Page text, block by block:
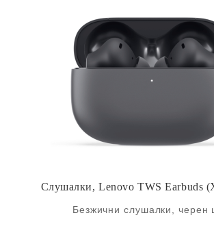
Слушалки, Lenovo TWS Earbuds
Безжични слушалки, черен